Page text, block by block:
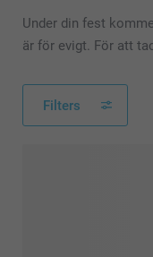
Under din fest
är för evigt. För att
Filters